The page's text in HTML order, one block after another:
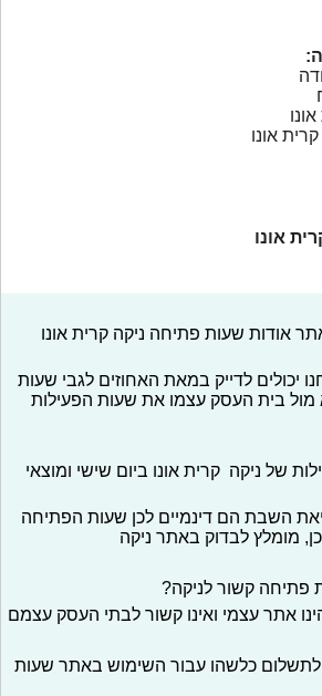
אונו
אונו
אודות שעות פתיחה ניקה קרית אונו
יכולים לדייק במאת האחוזים לגבי שעות
מול בית העסק עצמו את שעות הפעילות
של ניקה קרית אונו ביום שישי ומוצאי
השבת הם דינמיים לכן שעות הפתיחה
כן, מומלץ לבדוק באתר ניקה
קשור לניקה?
אתר עצמי ואינו קשור לבתי העסק עצמם
כלשהו עבור השימוש באתר שעות